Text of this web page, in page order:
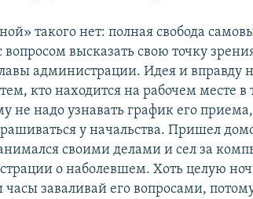
такого нет: полная свобода
высказать свою точку
администрации. Идея и вправду
кто находится на рабочем месте в
не надо узнавать график его
у начальства. Пришел
своими делами и сел за
о наболевшем. Хоть целую
заваливай его вопросами,